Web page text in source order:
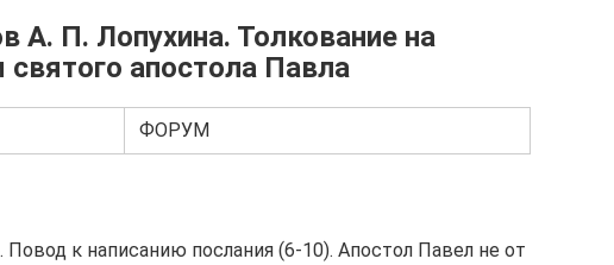
А. П. Лопухина. Толкование на
святого апостола Павла
ФОРУМ
к написанию послания (6-10). Апостол Павел не от